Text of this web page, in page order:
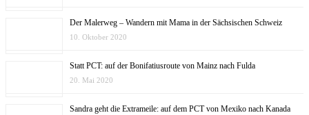
Der Malerweg – Wandern mit Mama in der Sächsischen Schweiz
10. Oktober 2020
Statt PCT: auf der Bonifatiusroute von Mainz nach Fulda
20. Mai 2020
Sandra geht die Extrameile: auf dem PCT von Mexiko nach Kanada